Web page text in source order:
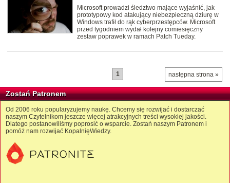
Microsoft prowadzi śledztwo mające wyjaśnić, jak
prototypowy kod atakujący niebezpieczną dziurę w
Windows trafił do rąk cyberprzestępców. Microsoft
przed tygodniem wydał kolejny comiesięczny
zestaw poprawek w ramach Patch Tueday.
następna strona »
1
Zostań Patronem
Od 2006 roku popularyzujemy naukę. Chcemy się rozwijać i dostarczać
naszym Czytelnikom jeszcze więcej atrakcyjnych treści wysokiej jakości.
Dlatego postanowiliśmy poprosić o wsparcie. Zostań naszym Patronem i
pomóż nam rozwijać KopalnięWiedzy.